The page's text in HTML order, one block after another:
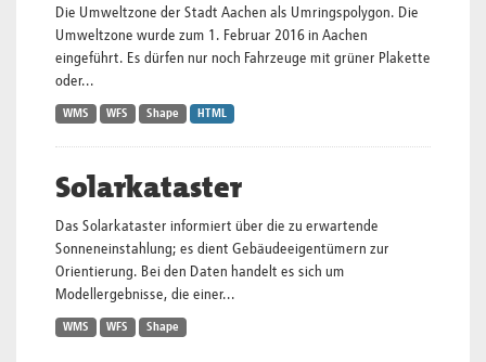
Die Umweltzone der Stadt Aachen als Umringspolygon. Die
Umweltzone wurde zum 1. Februar 2016 in Aachen
eingeführt. Es dürfen nur noch Fahrzeuge mit grüner Plakette
oder...
WMS WFS Shape HTML
Solarkataster
Das Solarkataster informiert über die zu erwartende
Sonneneinstahlung; es dient Gebäudeeigentümern zur
Orientierung. Bei den Daten handelt es sich um
Modellergebnisse, die einer...
WMS WFS Shape